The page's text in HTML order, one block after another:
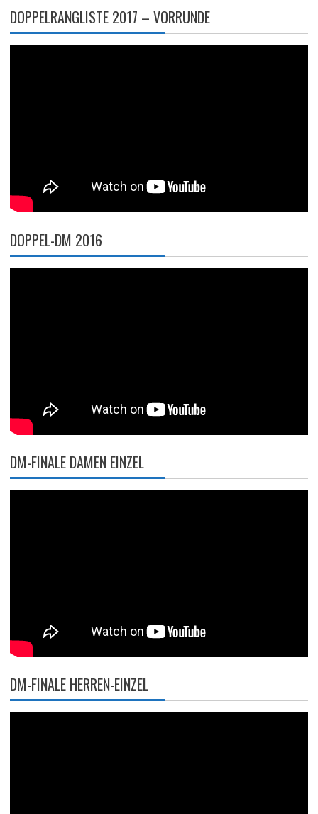
DOPPELRANGLISTE 2017 – VORRUNDE
DOPPEL-DM 2016
DM-FINALE DAMEN EINZEL
DM-FINALE HERREN-EINZEL